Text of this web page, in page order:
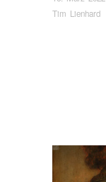
Tim Lienhard